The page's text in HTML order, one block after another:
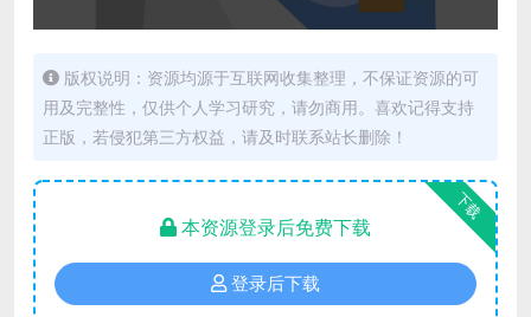
版权说明：资源均源于互联网收集整理，不保证资源的可
用及完整性，仅供个人学习研究，请勿商用。喜欢记得支持
正版，若侵犯第三方权益，请及时联系站长删除！
下载
本资源登录后免费下载
登录后下载